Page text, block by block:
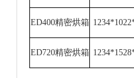
ED400精密烘箱
ED720精密烘箱